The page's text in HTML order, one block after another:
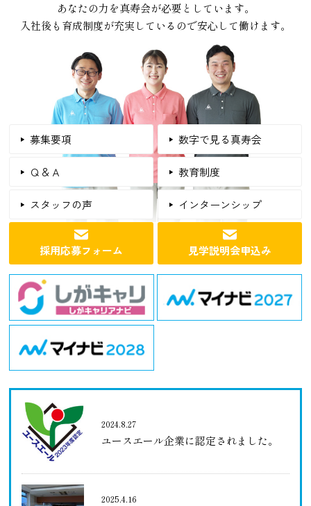
あなたの力を真寿会が必要としています。
入社後も育成制度が充実しているので安心して働けます。
募集要項 数字で見る真寿会
Ｑ＆Ａ 教育制度
スタッフの声 インターンシップ
採用応募フォーム 見学説明会申込み
2024.8.27
ユースエール企業に認定されました。
2025.4.16